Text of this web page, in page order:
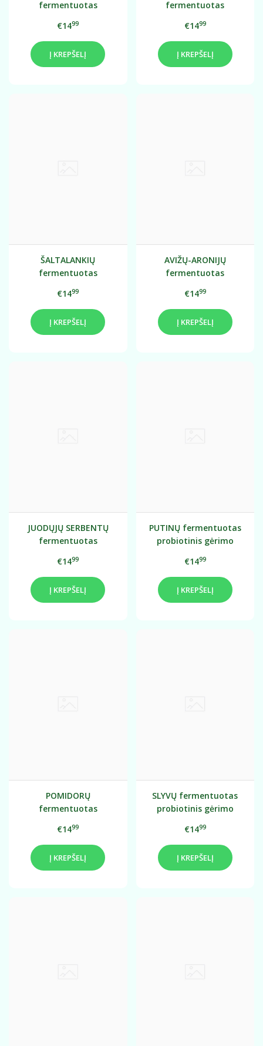
fermentuotas
koncentratas 0,75L
€1499
Į KREPŠELĮ
fermentuotas
koncentratas 0,75L
€1499
Į KREPŠELĮ
ŠALTALANKIŲ
fermentuotas
koncentratas 0,75L
€1499
Į KREPŠELĮ
AVIŽŲ-ARONIJŲ
fermentuotas
koncentratas 0,75L
€1499
Į KREPŠELĮ
JUODŲJŲ SERBENTŲ
fermentuotas
koncentratas 0,75L
€1499
Į KREPŠELĮ
PUTINŲ fermentuotas
probiotinis gėrimo
€1499
Į KREPŠELĮ
POMIDORŲ
fermentuotas
koncentratas 0,75L
€1499
Į KREPŠELĮ
SLYVŲ fermentuotas
probiotinis gėrimo
€1499
Į KREPŠELĮ